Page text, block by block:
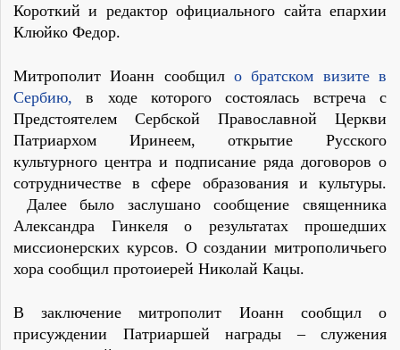
Короткий и редактор официального сайта епархии
Клюйко Федор.
Митрополит Иоанн сообщил о братском визите в
Сербию, в ходе которого состоялась встреча с
Предстоятелем Сербской Православной Церкви
Патриархом Иринеем, открытие Русского
культурного центра и подписание ряда договоров о
сотрудничестве в сфере образования и культуры.
Далее было заслушано сообщение священника
Александра Гинкеля о результатах прошедших
миссионерских курсов. О создании митрополичьего
хора сообщил протоиерей Николай Кацы.
В заключение митрополит Иоанн сообщил о
присуждении Патриаршей награды – служения